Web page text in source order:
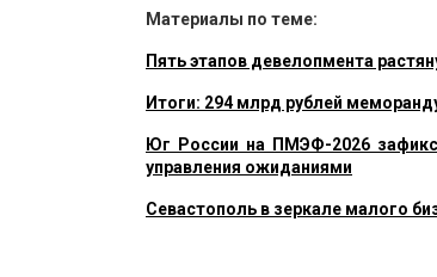
Материалы по теме:
Пять этапов девелопмента
Итоги: 294 млрд рублей
Юг России на ПМЭФ-2026
управления ожиданиями
Севастополь в зеркале малого